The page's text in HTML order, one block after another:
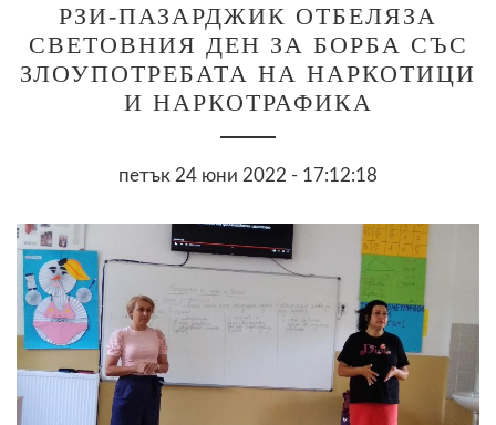
РЗИ-ПАЗАРДЖИК ОТБЕЛЯЗА
СВЕТОВНИЯ ДЕН ЗА БОРБА СЪС
ЗЛОУПОТРЕБАТА НА НАРКОТИЦИ
И НАРКОТРАФИКА
петък 24 юни 2022 - 17:12:18